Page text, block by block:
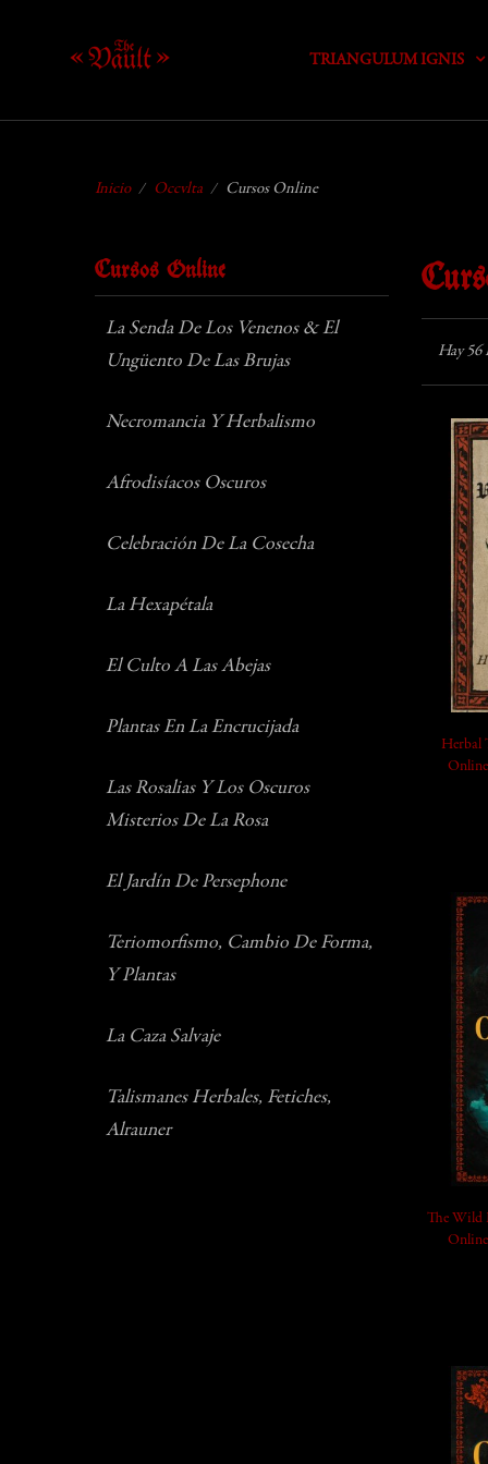
TRIANGULUM IGNIS
Inicio Occvlta Cursos Online
Cursos Online
La Senda De Los Venenos & El
Ungüento De Las Brujas
Necromancia Y Herbalismo
Afrodisíacos Oscuros
Celebración De La Cosecha
La Hexapétala
El Culto A Las Abejas
Plantas En La Encrucijada
Las Rosalias Y Los Oscuros
Misterios De La Rosa
El Jardín De Persephone
Teriomorfismo, Cambio De Forma,
Y Plantas
La Caza Salvaje
Talismanes Herbales, Fetiches,
Alrauner
Hay 56
add_shopping_cart
Herbal
add_shopping_cart
The Wild
add_shopping_cart